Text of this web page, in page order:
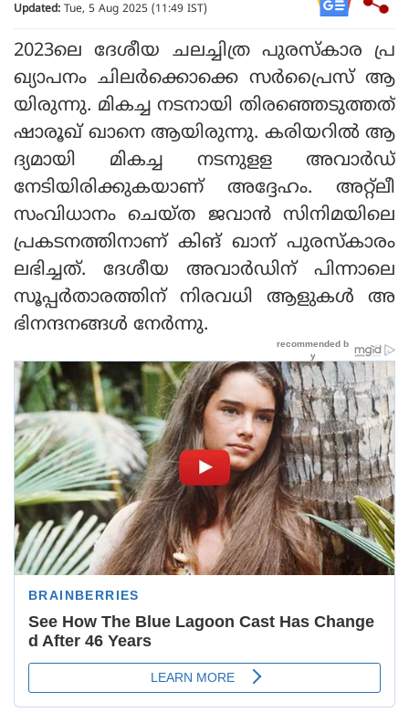
Updated: Tue, 5 Aug 2025 (11:49 IST)
2023ലെ ദേശീയ ചലച്ചിത്ര പുരസ്കാര പ്ര
ഖ്യാപനം ചിലർക്കൊക്കെ സർപ്രൈസ് ആ
യിരുന്നു. മികച്ച നടനായി തിരഞ്ഞെടുത്തത്
ഷാരൂഖ് ഖാനെ ആയിരുന്നു. കരിയറിൽ ആ
ദ്യമായി മികച്ച നടനുളള അവാർഡ്
നേടിയിരിക്കുകയാണ് അദ്ദേഹം. അറ്റ്ലീ
സംവിധാനം ചെയ്ത ജവാൻ സിനിമയിലെ
പ്രകടനത്തിനാണ് കിങ് ഖാന് പുരസ്കാരം
ലഭിച്ചത്. ദേശീയ അവാർഡിന് പിന്നാലെ
സൂപ്പർതാരത്തിന് നിരവധി ആളുകൾ അ
ഭിനന്ദനങ്ങൾ നേർന്നു.